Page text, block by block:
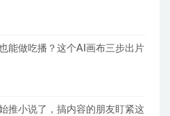
能做吃播？这个AI画布三步出片
推小说了，搞内容的朋友盯紧这